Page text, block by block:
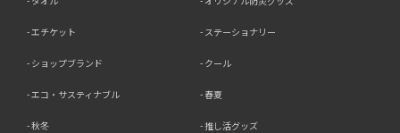
人の個人情報の利用目的の通知、開示、訂正・追加・削
受けた場合は速やかに対応いたします。これらの請求は、
【個人情報保護に関するお問合せ先】
エチケット ステーショナリー
ショップブランド クール
エコ・サスティナブル 春夏
秋冬 推し活グッズ